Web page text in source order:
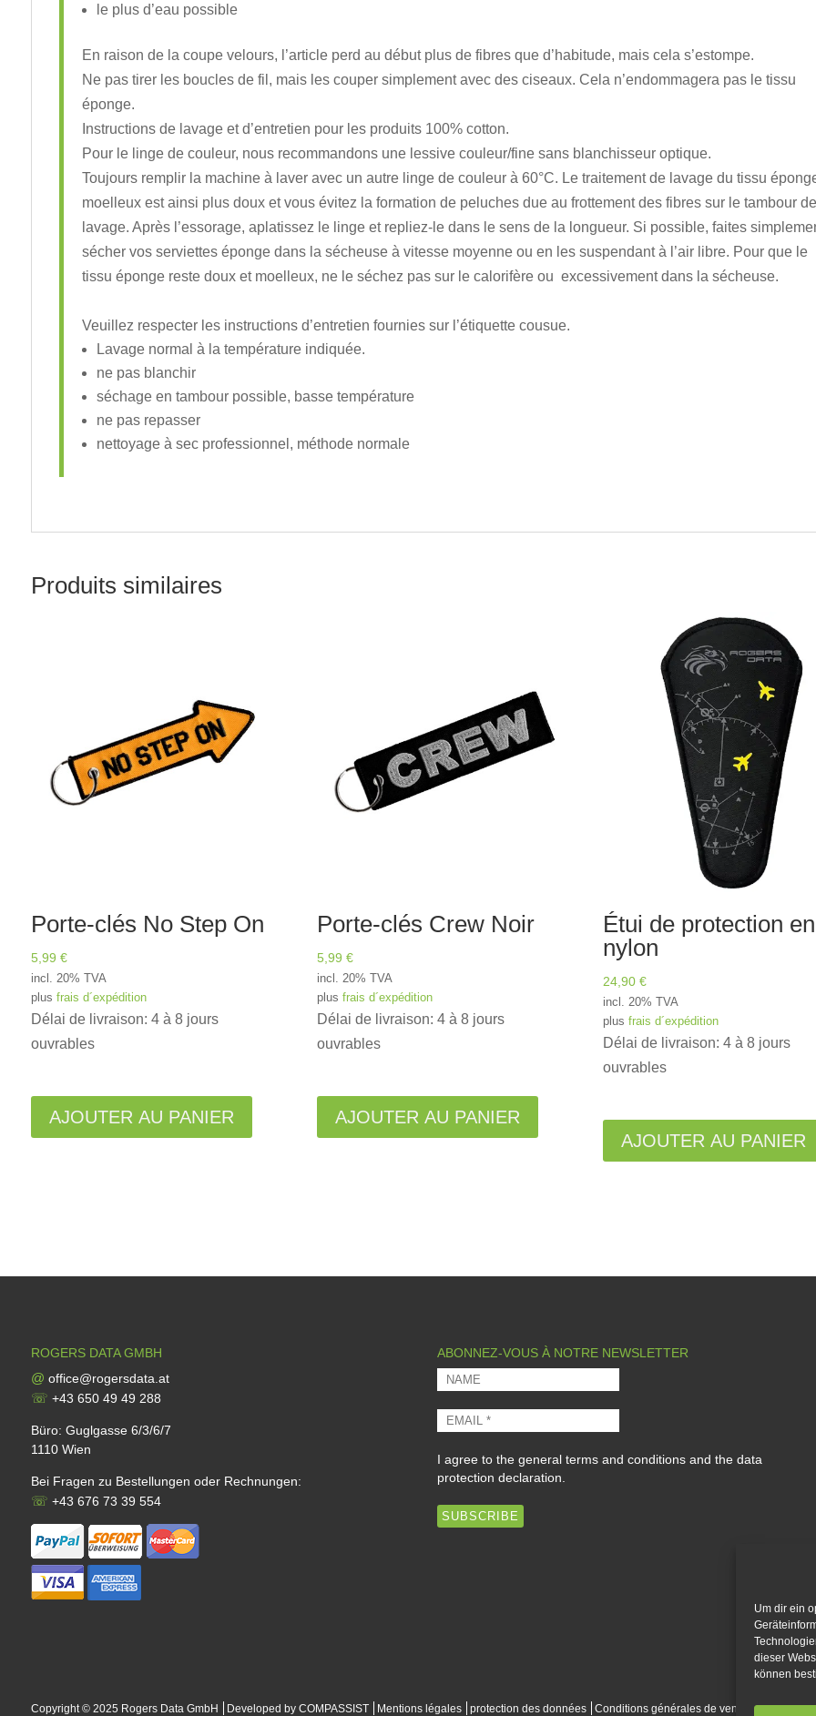
Um dir ein
dieser
können
le plus d’eau possible
En raison de la coupe velours, l’article perd au début plus de fibres que d’habitude, mais cela s’estompe.
Ne pas tirer les boucles de fil, mais les couper simplement avec des ciseaux. Cela n’endommagera pas le tissu
éponge.
Instructions de lavage et d’entretien pour les produits 100% cotton.
Pour le linge de couleur, nous recommandons une lessive couleur/fine sans blanchisseur optique.
Toujours remplir la machine à laver avec un autre linge de couleur à 60°C. Le traitement de lavage du tissu
moelleux est ainsi plus doux et vous évitez la formation de peluches due au frottement des fibres sur le tambour de
lavage. Après l’essorage, aplatissez le linge et repliez-le dans le sens de la longueur. Si possible, faites
sécher vos serviettes éponge dans la sécheuse à vitesse moyenne ou en les suspendant à l’air libre. Pour que le
tissu éponge reste doux et moelleux, ne le séchez pas sur le calorifère ou excessivement dans la sécheuse.
Veuillez respecter les instructions d’entretien fournies sur l’étiquette cousue.
Lavage normal à la température indiquée.
ne pas blanchir
séchage en tambour possible, basse température
ne pas repasser
nettoyage à sec professionnel, méthode normale
Produits similaires
Porte-clés No Step On
5,99 €
incl. 20% TVA
plus frais d´expédition
Délai de livraison: 4 à 8 jours
ouvrables
AJOUTER AU PANIER
Porte-clés Crew Noir
5,99 €
incl. 20% TVA
plus frais d´expédition
Délai de livraison: 4 à 8 jours
ouvrables
AJOUTER AU PANIER
:
Étui de protection en
nylon
24,90€
incl. 20% TVA
plusfrais d´expédition
Délai de livraison: 4 à 8 jours
ouvrables
AJOUTER AU PANIER
ROGERS DATA GMBH
@ office@rogersdata.at
☏ +43 650 49 49 288
Büro: Guglgasse 6/3/6/7
1110 Wien
Bei Fragen zu Bestellungen oder Rechnungen:
☏ +43 676 73 39 554
ABONNEZ-VOUS À NOTRE NEWSLETTER
I agree to thegeneral terms and conditions and thedata
protection declaration
Copyright © 2025 Rogers Data GmbH Developed by COMPASSIST Mentions légales protection des données Conditions générales de vente